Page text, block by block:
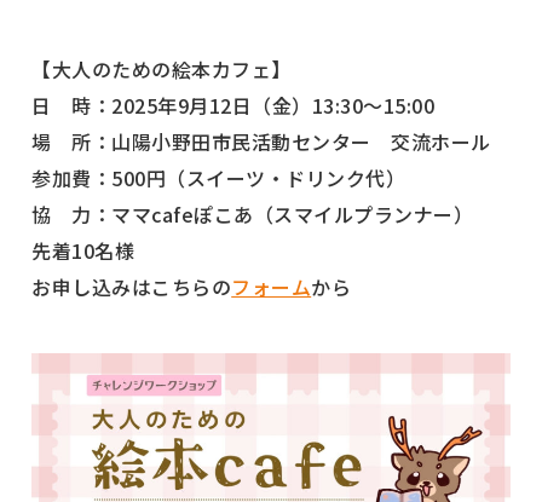
【大人のための絵本カフェ】
日 時：2025年9月12日（金）13:30～15:00
場 所：山陽小野田市民活動センター 交流ホール
参加費：500円（スイーツ・ドリンク代）
協 力：ママcafeぽこあ（スマイルプランナー）
先着10名様
お申し込みはこちらのフォームから